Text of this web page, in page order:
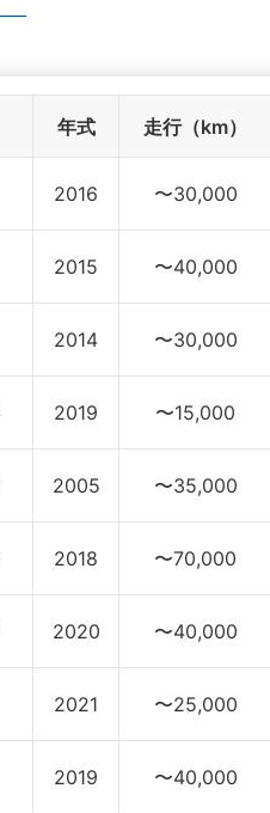
年式 走行（km）
2016 〜30,000
2015 〜40,000
2014 〜30,000
2019 〜15,000
2005 〜35,000
2018 〜70,000
2020 〜40,000
2021 〜25,000
2019 〜40,000